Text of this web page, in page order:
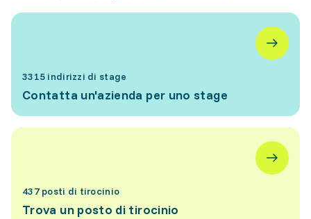
3315 indirizzi di stage
Contatta un'azienda per uno stage
437 posti di tirocinio
Trova un posto di tirocinio